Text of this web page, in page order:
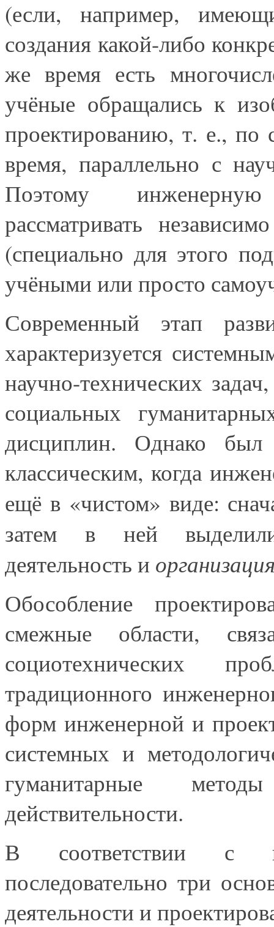
(если, например,
создания какой-либо
же время есть
учёные обращались к
проектированию, т. е., по
время, параллельно с
Поэтому
рассматривать
(специально для этого
учёными или просто
Современный этап
характеризуется
научно-технических
социальных
дисциплин. Однако
классическим, когда
ещё в «чистом» виде:
затем в ней
деятельность и
Обособление
смежные области,
социотехнических
традиционного
форм инженерной и
системных и
гуманитарные
действительности.
В соответствии с
последовательно три
деятельности и